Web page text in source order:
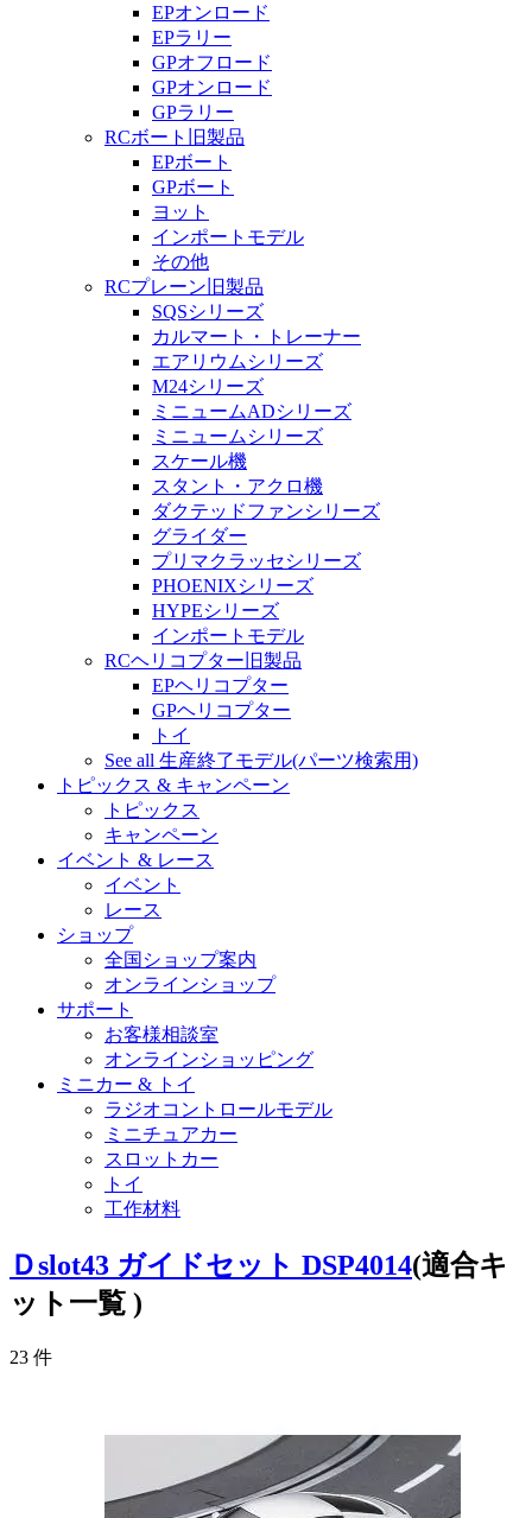
EPオンロード
EPラリー
GPオフロード
GPオンロード
GPラリー
RCボート旧製品
EPボート
GPボート
ヨット
インポートモデル
その他
RCプレーン旧製品
SQSシリーズ
カルマート・トレーナー
エアリウムシリーズ
M24シリーズ
ミニュームADシリーズ
ミニュームシリーズ
スケール機
スタント・アクロ機
ダクテッドファンシリーズ
グライダー
プリマクラッセシリーズ
PHOENIXシリーズ
HYPEシリーズ
インポートモデル
RCヘリコプター旧製品
EPヘリコプター
GPヘリコプター
トイ
See all 生産終了モデル(パーツ検索用)
トピックス & キャンペーン
トピックス
キャンペーン
イベント & レース
イベント
レース
ショップ
全国ショップ案内
オンラインショップ
サポート
お客様相談室
オンラインショッピング
ミニカー & トイ
ラジオコントロールモデル
ミニチュアカー
スロットカー
トイ
工作材料
Ｄslot43 ガイドセット DSP4014(適合キ
ット一覧 )
23 件